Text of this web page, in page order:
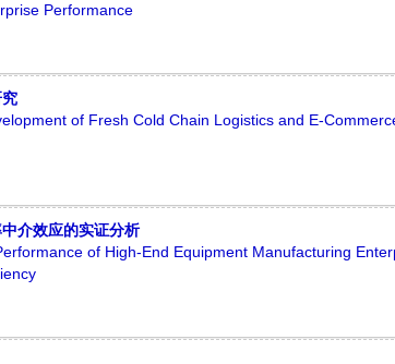
Performance
of Fresh Cold Chain Logistics and E-
介效应的实证分析
of High-End Equipment Manufacturing